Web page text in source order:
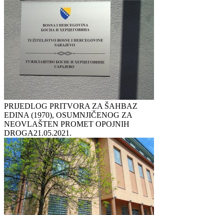
PRIJEDLOG PRITVORA ZA ŠAHBAZ
EDINA (1970), OSUMNJIČENOG ZA
NEOVLAŠTEN PROMET OPOJNIH
DROGA21.05.2021.